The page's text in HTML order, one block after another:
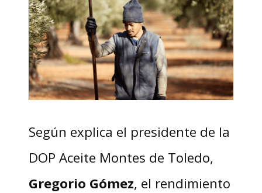
Según explica el presidente de la
DOP Aceite Montes de Toledo,
Gregorio Gómez, el rendimiento